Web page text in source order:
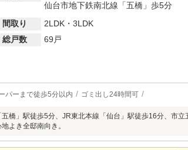
仙台市地下鉄南北線「五橋」歩5分
間取り
2LDK・3LDK
総戸数 69戸
パーまで徒歩5分以内 ゴミ出し24時間可
橋」駅徒歩5分、JR東北本線「仙台」駅徒歩16分、市
よき全邸南向き。